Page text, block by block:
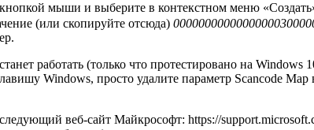
кнопкой мыши и выберите в контекстном меню
(или скопируйте отсюда)
работать (только что протестировано на
Windows, просто удалите параметр Scancode
веб-сайт Майкрософт: https://